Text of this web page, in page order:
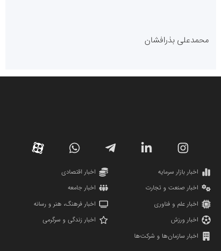
پایگاه خبری گفتمان یزد
دانشگاه سئوی ایران
محمدعلی بذرافشان
مریم حاج نوروز نظری
اخبار بازار سرمایه
اخبار اقتصادی
اخبار صنعت و تجارت
اخبار جامعه
اخبار علم و فناوری
اخبار فرهنگ، هنر و رسانه
اخبار ورزش
اخبار زندگی و سرگرمی
اخبار سازمان‌ها و شرکت‌ها